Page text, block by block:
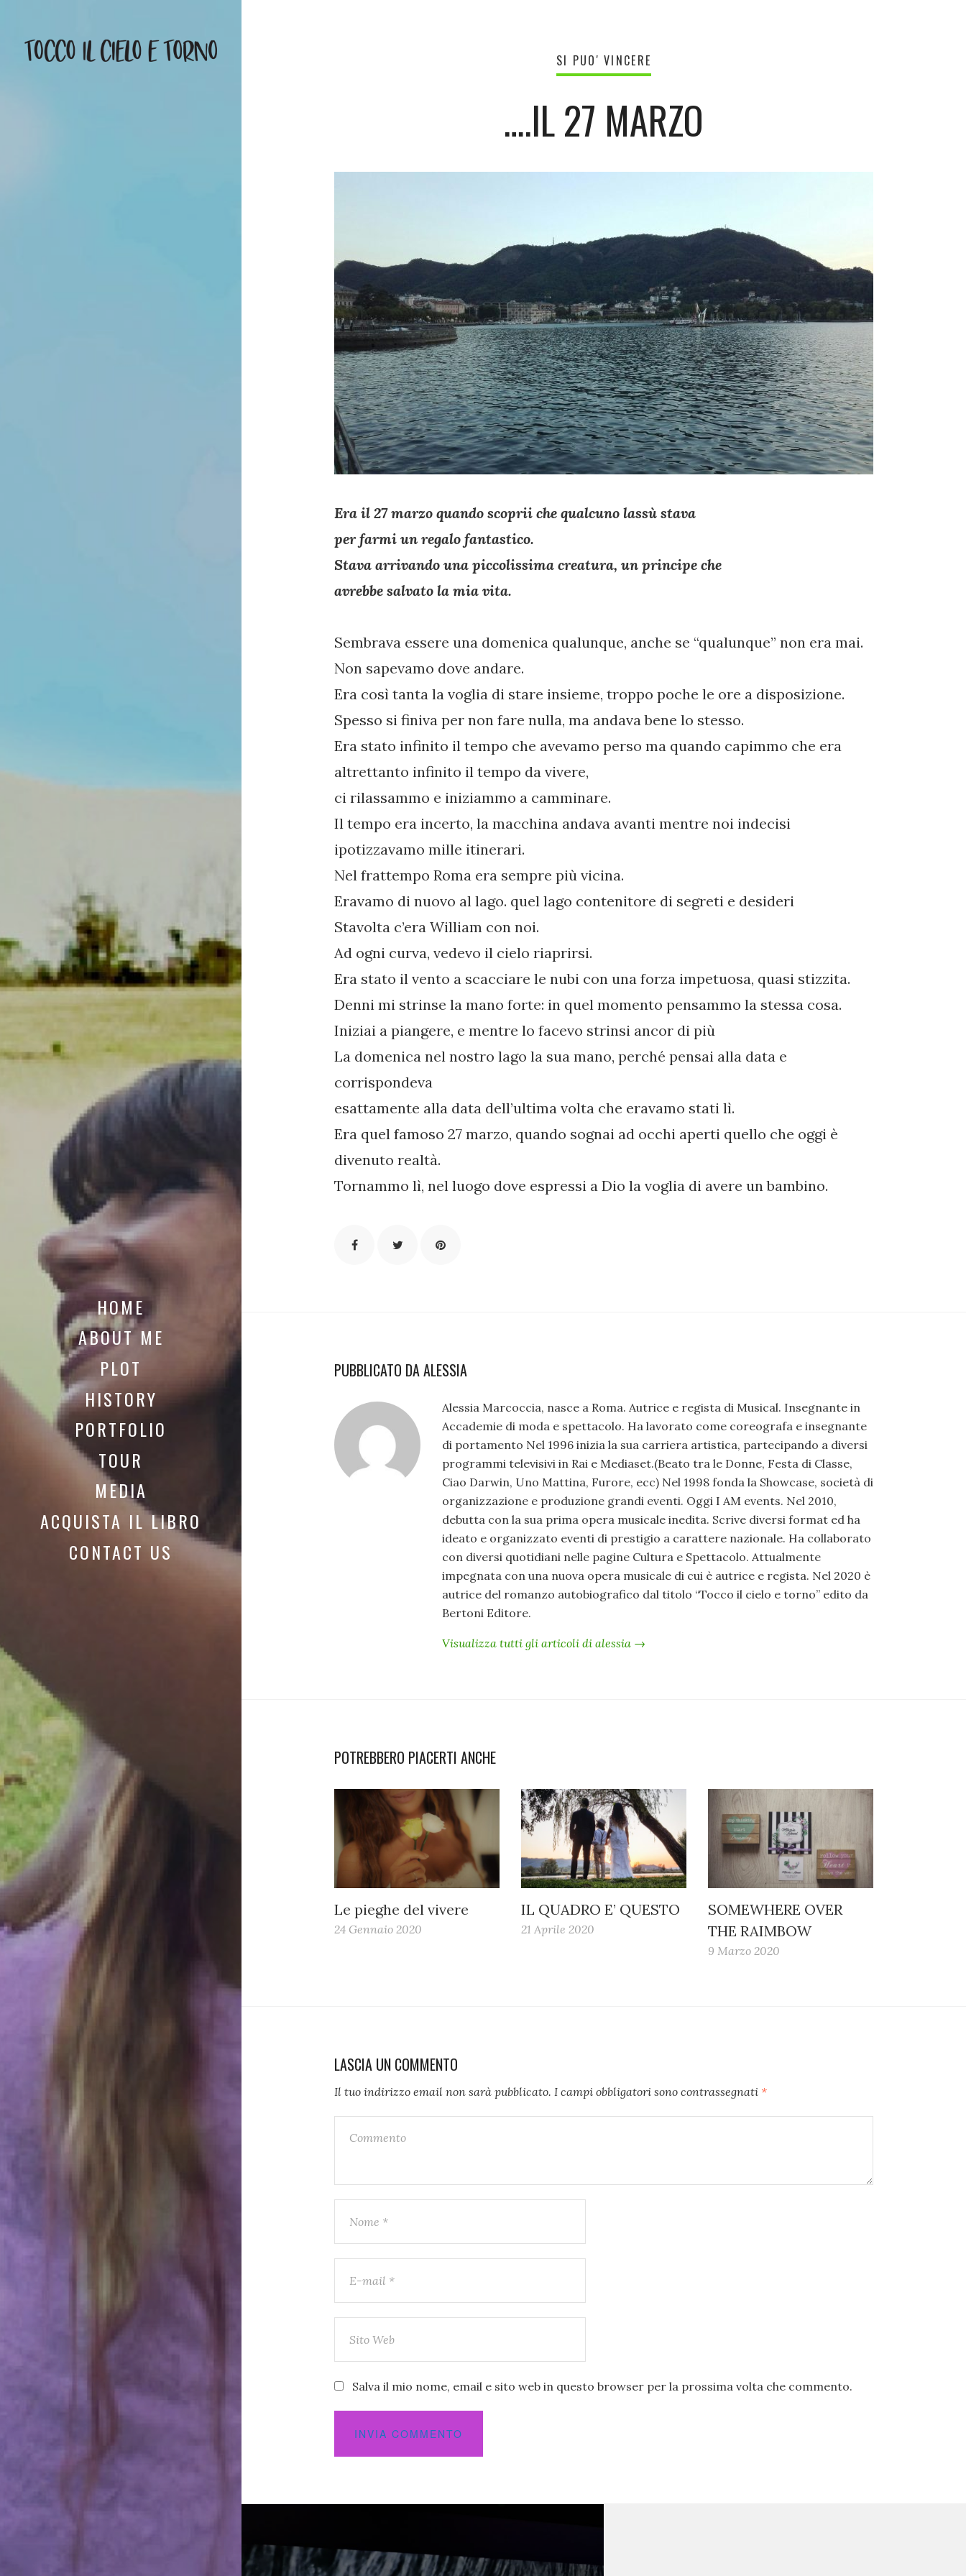
HOME
ABOUT ME
PLOT
HISTORY
PORTFOLIO
TOUR
MEDIA
ACQUISTA IL LIBRO
CONTACT US
SI PUO' VINCERE
….IL 27 MARZO
Era il 27 marzo quando scoprii che qualcuno lassù stava
per farmi un regalo fantastico.
Stava arrivando una piccolissima creatura, un principe che
avrebbe salvato la mia vita.
Sembrava essere una domenica qualunque, anche se “qualunque” non era mai.
Non sapevamo dove andare.
Era così tanta la voglia di stare insieme, troppo poche le ore a disposizione.
Spesso si finiva per non fare nulla, ma andava bene lo stesso.
Era stato infinito il tempo che avevamo perso ma quando capimmo che era
altrettanto infinito il tempo da vivere,
ci rilassammo e iniziammo a camminare.
Il tempo era incerto, la macchina andava avanti mentre noi indecisi
ipotizzavamo mille itinerari.
Nel frattempo Roma era sempre più vicina.
Eravamo di nuovo al lago. quel lago contenitore di segreti e desideri
Stavolta c’era William con noi.
Ad ogni curva, vedevo il cielo riaprirsi.
Era stato il vento a scacciare le nubi con una forza impetuosa, quasi stizzita.
Denni mi strinse la mano forte: in quel momento pensammo la stessa cosa.
Iniziai a piangere, e mentre lo facevo strinsi ancor di più
La domenica nel nostro lago la sua mano, perché pensai alla data e
corrispondeva
esattamente alla data dell’ultima volta che eravamo stati lì.
Era quel famoso 27 marzo, quando sognai ad occhi aperti quello che oggi è
divenuto realtà.
Tornammo lì, nel luogo dove espressi a Dio la voglia di avere un bambino.
PUBBLICATO DA ALESSIA
Alessia Marcoccia, nasce a Roma. Autrice e regista di Musical. Insegnante in
Accademie di moda e spettacolo. Ha lavorato come coreografa e insegnante
di portamento Nel 1996 inizia la sua carriera artistica, partecipando a diversi
programmi televisivi in Rai e Mediaset.(Beato tra le Donne, Festa di Classe,
Ciao Darwin, Uno Mattina, Furore, ecc) Nel 1998 fonda la Showcase, società di
organizzazione e produzione grandi eventi. Oggi I AM events. Nel 2010,
debutta con la sua prima opera musicale inedita. Scrive diversi format ed ha
ideato e organizzato eventi di prestigio a carattere nazionale. Ha collaborato
con diversi quotidiani nelle pagine Cultura e Spettacolo. Attualmente
impegnata con una nuova opera musicale di cui è autrice e regista. Nel 2020 è
autrice del romanzo autobiografico dal titolo “Tocco il cielo e torno” edito da
Bertoni Editore.
Visualizza tutti gli articoli di alessia →
POTREBBERO PIACERTI ANCHE
Le pieghe del vivere
24 Gennaio 2020
IL QUADRO E’ QUESTO
21 Aprile 2020
SOMEWHERE OVER
THE RAIMBOW
9 Marzo 2020
LASCIA UN COMMENTO
Il tuo indirizzo email non sarà pubblicato. I campi obbligatori sono contrassegnati *
Salva il mio nome, email e sito web in questo browser per la prossima volta che commento.
articoli